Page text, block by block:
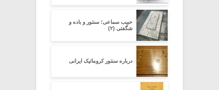
حبیب سماعی؛ سنتور و باده و
شگفتی (۲)
درباره سنتور کروماتیک ایرانی